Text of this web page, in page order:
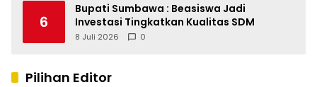
6
Bupati Sumbawa : Beasiswa Jadi
Investasi Tingkatkan Kualitas SDM
8 Juli 2026 0
Pilihan Editor